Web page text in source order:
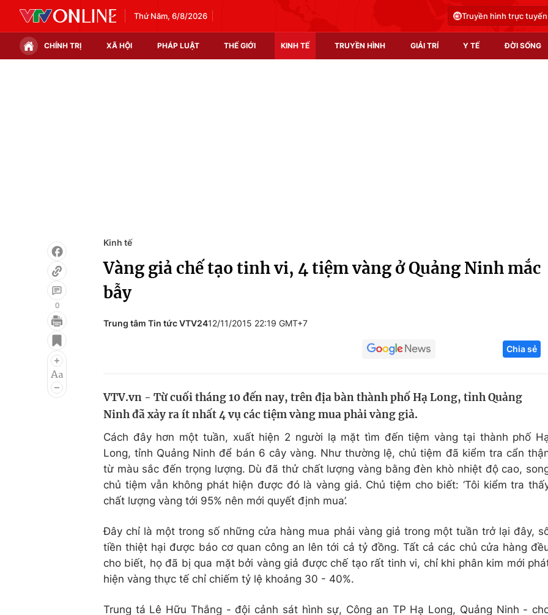
Thứ Năm, 6/8/2026 Truyền hình trực tuyến
CHÍNH TRỊ XÃ HỘI PHÁP LUẬT THẾ GIỚI KINH TẾ TRUYỀN HÌNH GIẢI TRÍ Y TẾ ĐỜI SỐNG
Infographic
Điện ảnh
Âm nhạc
Chất lượng cuộc sống
Tuyển sinh
Hitech Công
Thị trường
0
Kinh tế
Vàng giả chế tạo tinh vi, 4 tiệm vàng ở Quảng Ninh mắc
bẫy
Trung tâm Tin tức VTV2412/11/2015 22:19 GMT+7
Chia sẻ
VTV.vn - Từ cuối tháng 10 đến nay, trên địa bàn thành phố Hạ Long, tỉnh Quảng
Ninh đã xảy ra ít nhất 4 vụ các tiệm vàng mua phải vàng giả.
Cách đây hơn một tuần, xuất hiện 2 người lạ mặt tìm đến tiệm vàng tại thành phố
Long, tỉnh Quảng Ninh để bán 6 cây vàng. Như thường lệ, chủ tiệm đã kiểm tra cẩn
từ màu sắc đến trọng lượng. Dù đã thử chất lượng vàng bằng đèn khò nhiệt độ cao,
chủ tiệm vẫn không phát hiện được đó là vàng giả. Chủ tiệm cho biết: ‘Tôi kiểm tra
chất lượng vàng tới 95% nên mới quyết định mua’.
Đây chỉ là một trong số những cửa hàng mua phải vàng giả trong một tuần trở lại đây,
tiền thiệt hại được báo cơ quan công an lên tới cả tỷ đồng. Tất cả các chủ cửa hàng
cho biết, họ đã bị qua mặt bởi vàng giả được chế tạo rất tinh vi, chỉ khi phân kim mới
hiện vàng thực tế chỉ chiếm tỷ lệ khoảng 30 - 40%.
Trung tá Lê Hữu Thắng - đội cảnh sát hình sự, Công an TP Hạ Long, Quảng Ninh -